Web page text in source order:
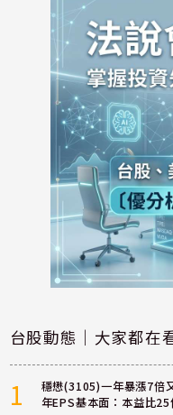
台股動態｜大家都在
1
穩懋(3105)一年暴漲7倍
年EPS基本面：本益比25